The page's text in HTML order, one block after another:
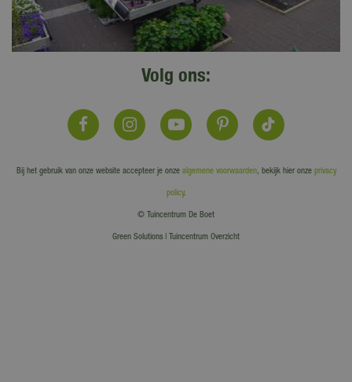
Volg ons:
Bij het gebruik van onze website accepteer je onze algemene voorwaarden, bekijk hier onze privacy
policy.
© Tuincentrum De Boet
Green Solutions Tuincentrum Overzicht